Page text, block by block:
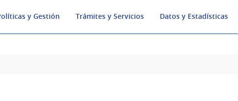
y Gestión Trámites y Servicios Datos y Estadísticas